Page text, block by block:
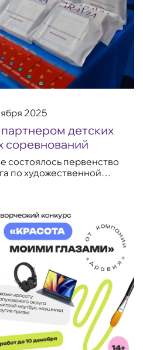
2025
детских
соревнований
состоялось первенство
по художественной